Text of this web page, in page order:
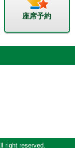
座席予約
right reserved.